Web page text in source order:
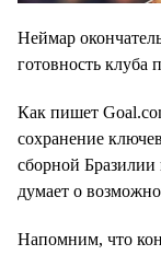
Неймар
готовность клуба
Как пишет
сохранение
сборной
думает о
Напомним, что